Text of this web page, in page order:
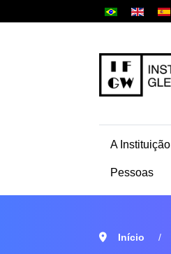
A Instituição
Pessoas
Início